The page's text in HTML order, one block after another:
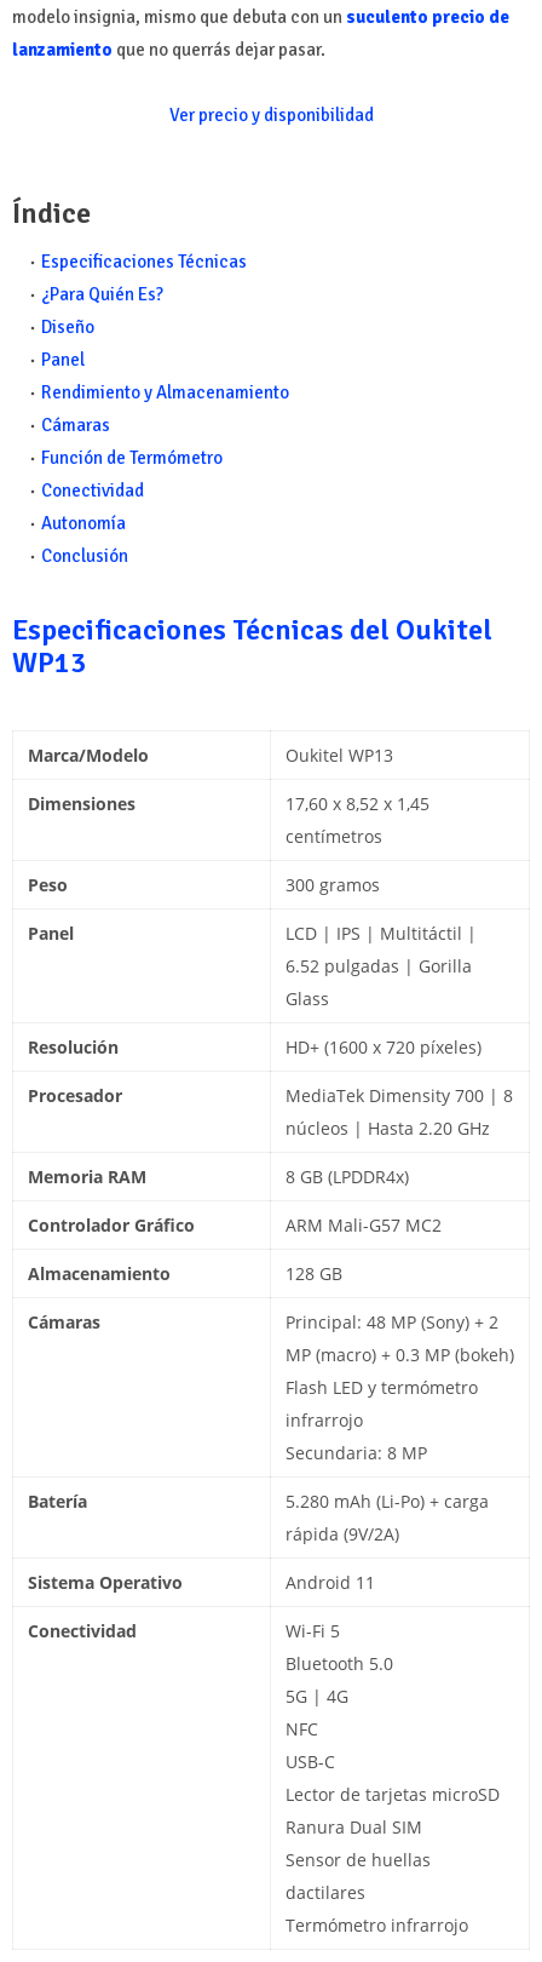
modelo insignia, mismo que debuta con un suculento precio de
lanzamiento que no querrás dejar pasar.
Ver precio y disponibilidad
Índice
Especificaciones Técnicas
¿Para Quién Es?
Diseño
Panel
Rendimiento y Almacenamiento
Cámaras
Función de Termómetro
Conectividad
Autonomía
Conclusión
Especificaciones Técnicas del Oukitel
WP13
Marca/Modelo Oukitel WP13
Dimensiones
17,60 x 8,52 x 1,45
centímetros
Peso 300 gramos
Panel
LCD | IPS | Multitáctil |
6.52 pulgadas | Gorilla
Glass
Resolución HD+ (1600 x 720 píxeles)
Procesador
MediaTek Dimensity 700 | 8
núcleos | Hasta 2.20 GHz
Memoria RAM 8 GB (LPDDR4x)
Controlador Gráfico ARM Mali-G57 MC2
Almacenamiento 128 GB
Cámaras
Principal: 48 MP (Sony) + 2
MP (macro) + 0.3 MP (bokeh)
Flash LED y termómetro
infrarrojo
Secundaria: 8 MP
Batería
5.280 mAh (Li-Po) + carga
rápida (9V/2A)
Sistema Operativo Android 11
Conectividad
Wi-Fi 5
Bluetooth 5.0
5G | 4G
NFC
USB-C
Lector de tarjetas microSD
Ranura Dual SIM
Sensor de huellas
dactilares
Termómetro infrarrojo